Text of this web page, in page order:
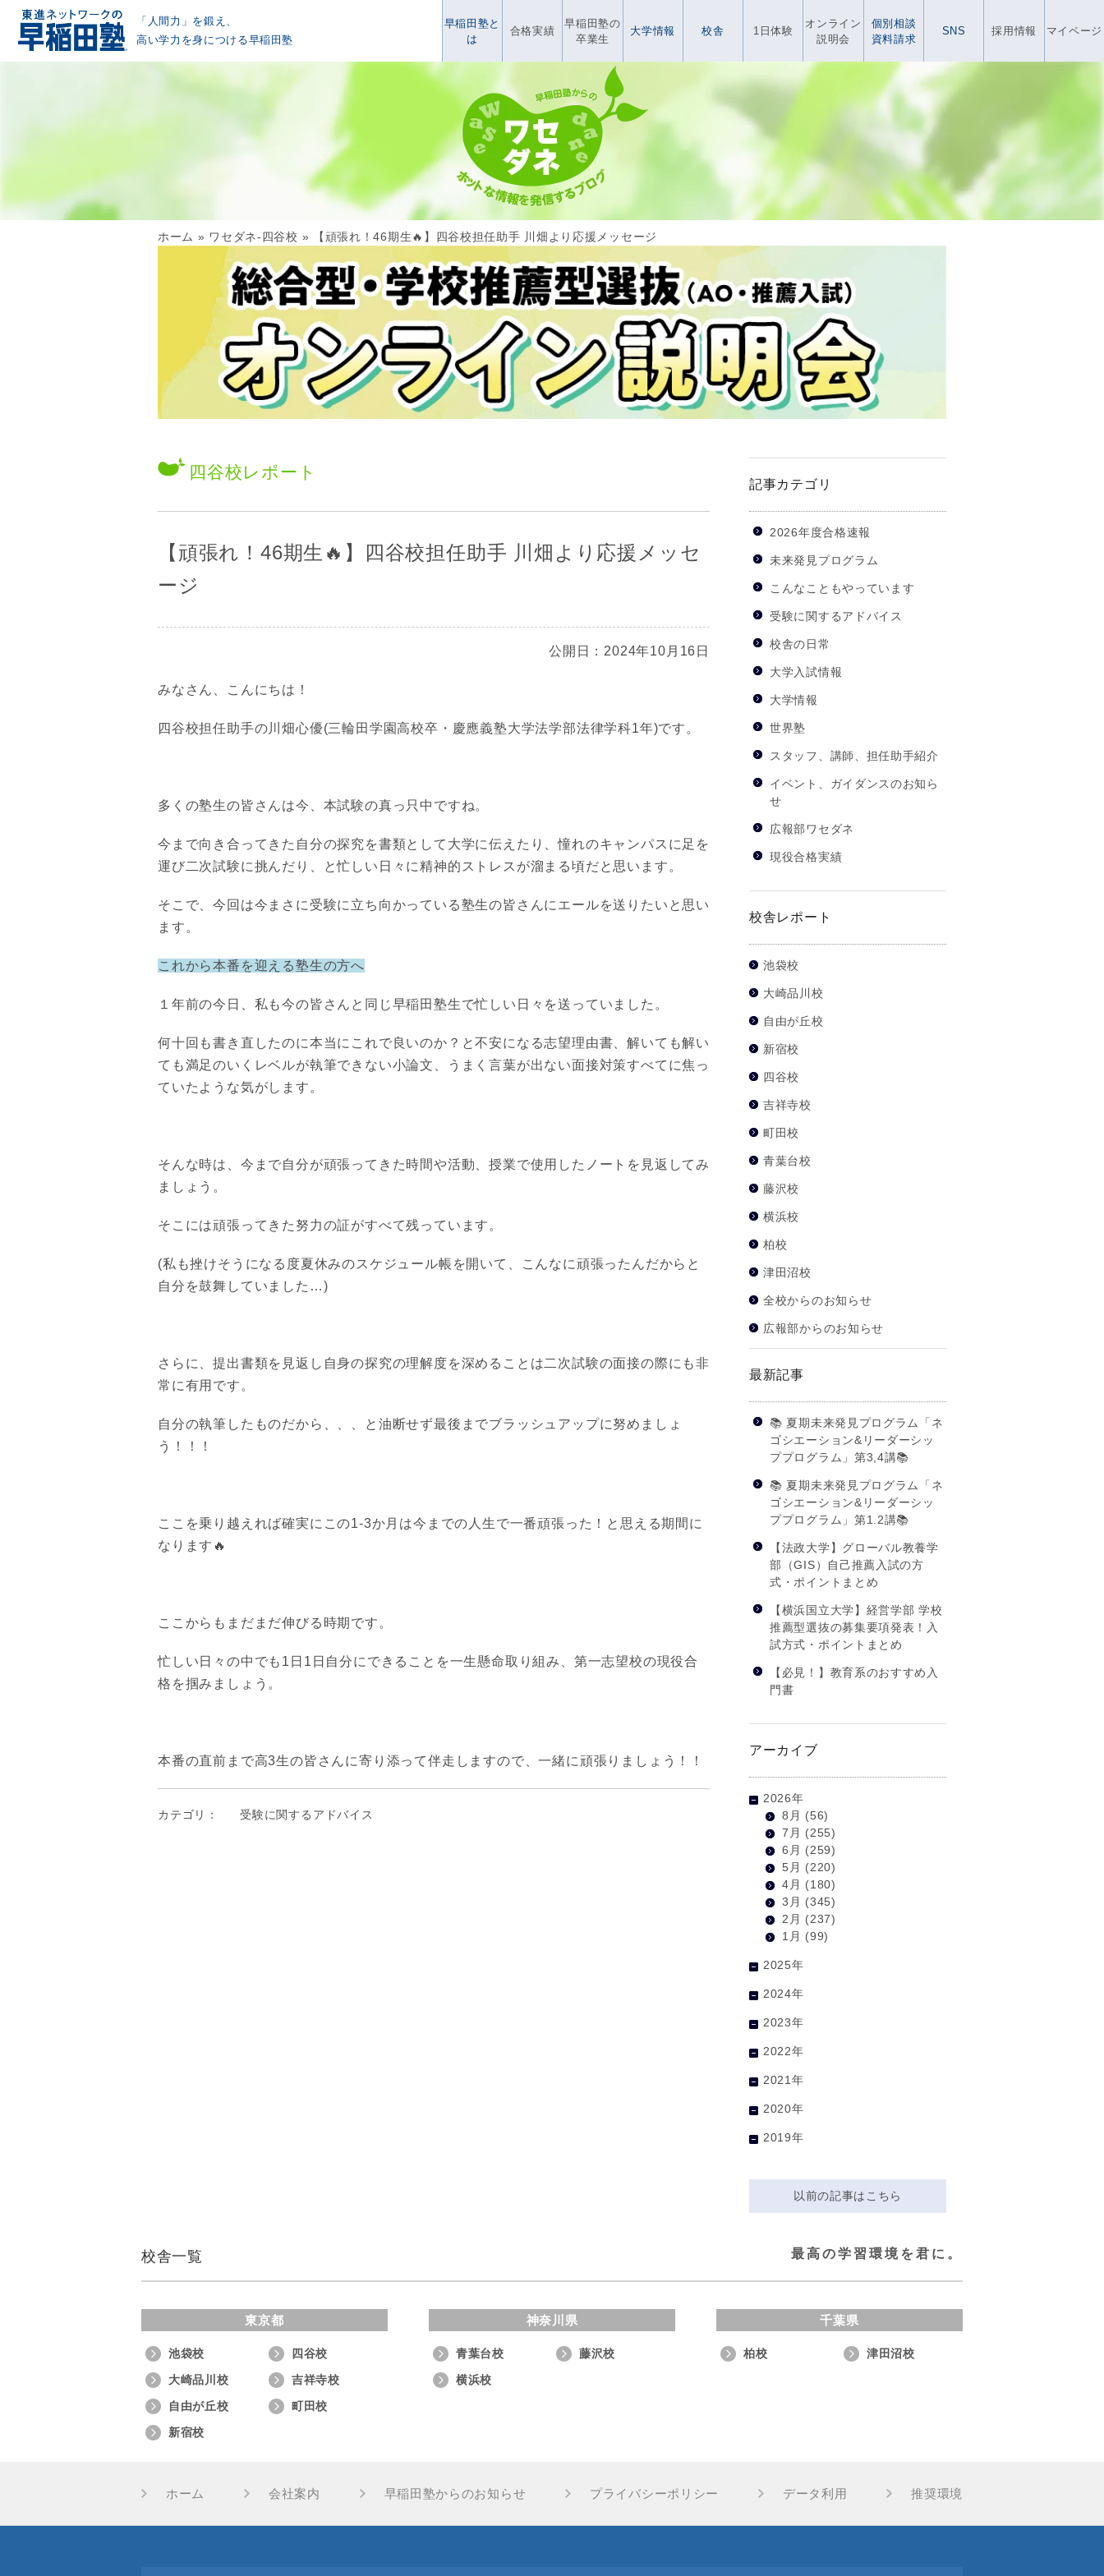
「人間力」を鍛え、
高い学力を身につける早稲田塾
早稲田塾と
は
合格実績
早稲田塾の
卒業生
大学情報 校舎 1日体験
オンライン
説明会
個別相談
資料請求
SNS 採用情報 マイページ
ホーム » ワセダネ-四谷校 » 【頑張れ！46期生🔥】四谷校担任助手 川畑より応援メッセージ
四谷校レポート
【頑張れ！46期生🔥】四谷校担任助手 川畑より応援メッセ
ージ
公開日：2024年10月16日
みなさん、こんにちは！
四谷校担任助手の川畑心優(三輪田学園高校卒・慶應義塾大学法学部法律学科1年)です。
多くの塾生の皆さんは今、本試験の真っ只中ですね。
今まで向き合ってきた自分の探究を書類として大学に伝えたり、憧れのキャンパスに足を
運び二次試験に挑んだり、と忙しい日々に精神的ストレスが溜まる頃だと思います。
そこで、今回は今まさに受験に立ち向かっている塾生の皆さんにエールを送りたいと思い
ます。
これから本番を迎える塾生の方へ
１年前の今日、私も今の皆さんと同じ早稲田塾生で忙しい日々を送っていました。
何十回も書き直したのに本当にこれで良いのか？と不安になる志望理由書、解いても解い
ても満足のいくレベルが執筆できない小論文、うまく言葉が出ない面接対策すべてに焦っ
ていたような気がします。
そんな時は、今まで自分が頑張ってきた時間や活動、授業で使用したノートを見返してみ
ましょう。
そこには頑張ってきた努力の証がすべて残っています。
(私も挫けそうになる度夏休みのスケジュール帳を開いて、こんなに頑張ったんだからと
自分を鼓舞していました…)
さらに、提出書類を見返し自身の探究の理解度を深めることは二次試験の面接の際にも非
常に有用です。
自分の執筆したものだから、、、と油断せず最後までブラッシュアップに努めましょ
う！！！
ここを乗り越えれば確実にこの1-3か月は今までの人生で一番頑張った！と思える期間に
なります🔥
ここからもまだまだ伸びる時期 です。
忙しい日々の中でも1日1日自分にできることを一生懸命取り組み、 第一志望校の現役合
格 を掴みましょう。
本番の直前まで高3生の皆さんに寄り添って伴走しますので、一緒に頑張りましょう！！
カテゴリ： 受験に関するアドバイス
記事カテゴリ
2026年度合格速報
未来発見プログラム
こんなこともやっています
受験に関するアドバイス
校舎の日常
大学入試情報
大学情報
世界塾
スタッフ、講師、担任助手紹介
イベント、ガイダンスのお知ら
せ
広報部ワセダネ
現役合格実績
校舎レポート
池袋校
大崎品川校
自由が丘校
新宿校
四谷校
吉祥寺校
町田校
青葉台校
藤沢校
横浜校
柏校
津田沼校
全校からのお知らせ
広報部からのお知らせ
最新記事
📚 夏期未来発見プログラム「ネ
ゴシエーション&リーダーシッ
ププログラム」第3,4講📚
📚 夏期未来発見プログラム「ネ
ゴシエーション&リーダーシッ
ププログラム」第1.2講📚
【法政大学】グローバル教養学
部（GIS）自己推薦入試の方
式・ポイントまとめ
【横浜国立大学】経営学部 学校
推薦型選抜の募集要項発表！入
試方式・ポイントまとめ
【必見！】教育系のおすすめ入
門書
アーカイブ
2026年
8月 (56)
7月 (255)
6月 (259)
5月 (220)
4月 (180)
3月 (345)
2月 (237)
1月 (99)
2025年
2024年
2023年
2022年
2021年
2020年
2019年
以前の記事はこちら
校舎一覧 最高の学習環境を君に。
東京都
池袋校
四谷校
大崎品川校
吉祥寺校
自由が丘校
町田校
新宿校
神奈川県
青葉台校
藤沢校
横浜校
千葉県
柏校 津田沼校
ホーム 会社案内 早稲田塾からのお知らせ プライバシーポリシー データ利用 推奨環境